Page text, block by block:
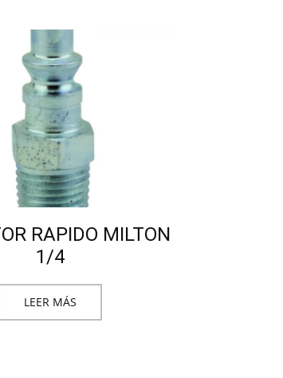
RAPIDO MILTON
1/4
LEER MÁS